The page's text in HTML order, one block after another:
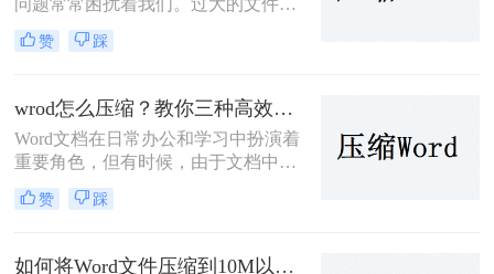
问题常常困扰着我们。过大的文件不
仅占用更多的存储空间，还可能导致
传输速度慢、分享不便等问题。为了
word文档呢？本文将介绍两种有效的
方法来压缩Word文档。
赞 踩
wrod怎么压缩？教你三种高效压缩方法！
Word文档在日常办公和学习中扮演着
重要角色，但有时候，由于文档中包
含大量的图片、表格或其他媒体内
容，导致其体积过大，不便于存储、
问题，我们需要对Word文档进行压
赞 踩
如何将Word文件压缩到10M以内？介绍三个高效的方法！